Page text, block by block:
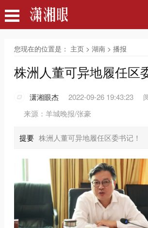
您现在的位置是： 主页> 湖南> 播报
株洲人董可异地履任区
潇湘眼杰 2022-09-26 19:43:23
来源：羊城晚报/张豪
提要 株洲人董可异地履任区委书记！